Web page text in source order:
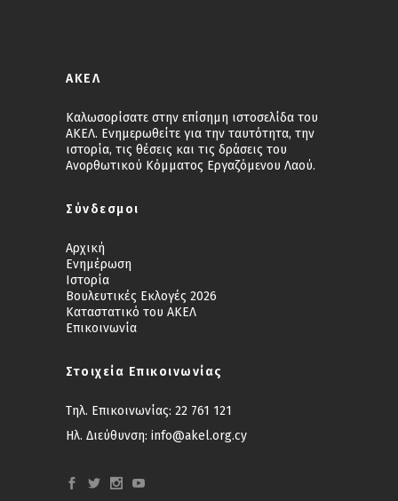
ΑΚΕΛ
Καλωσορίσατε στην επίσημη ιστοσελίδα του
ΑΚΕΛ. Ενημερωθείτε για την ταυτότητα, την
ιστορία, τις θέσεις και τις δράσεις του
Ανορθωτικού Κόμματος Εργαζόμενου Λαού.
Σύνδεσμοι
Αρχική
Ενημέρωση
Ιστορία
Βουλευτικές Εκλογές 2026
Καταστατικό του ΑΚΕΛ
Επικοινωνία
Στοιχεία Επικοινωνίας
Τηλ. Επικοινωνίας: 22 761 121
Ηλ. Διεύθυνση: info@akel.org.cy